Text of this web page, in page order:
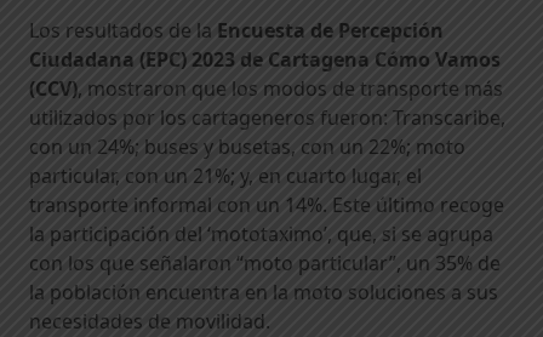
Los resultados de la Encuesta de Percepción
Ciudadana (EPC) 2023 de Cartagena Cómo Vamos
(CCV), mostraron que los modos de transporte más
utilizados por los cartageneros fueron: Transcaribe,
con un 24%; buses y busetas, con un 22%; moto
particular, con un 21%; y, en cuarto lugar, el
transporte informal con un 14%. Este último recoge
la participación del ‘mototaximo’, que, si se agrupa
con los que señalaron “moto particular”, un 35% de
la población encuentra en la moto soluciones a sus
necesidades de movilidad.